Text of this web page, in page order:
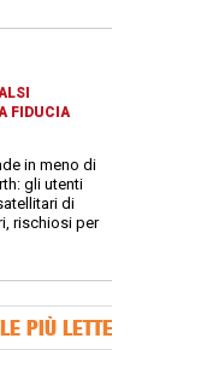
FIDUCIA
in meno di
gli utenti
di
rischiosi per
LE PIÙ LETTE